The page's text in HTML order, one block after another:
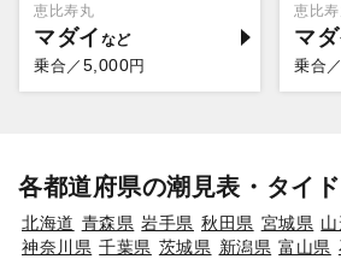
恵比寿丸
マダイ
乗合／ 5,000円
恵比
マ
乗合／
各都道府県の潮見表・タイ
北海道 青森県 岩手県 秋田県 宮城県
神奈川県 千葉県 茨城県 新潟県 富山県